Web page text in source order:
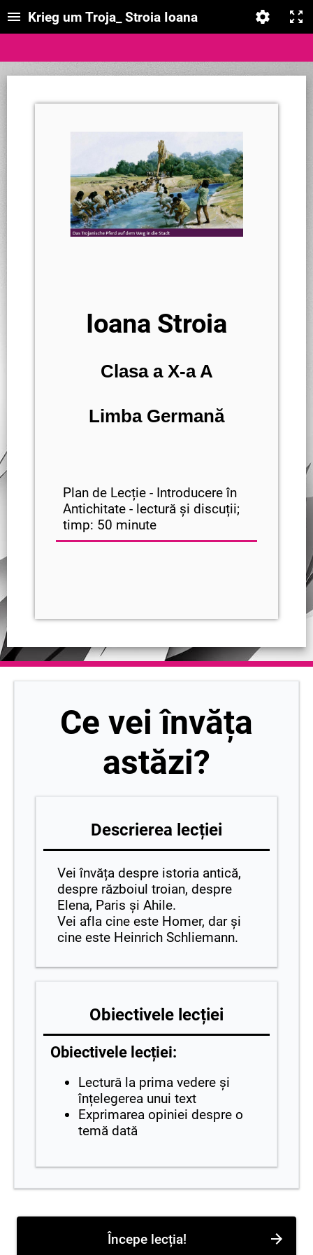
Krieg um Troja_ Stroia Ioana
Ioana Stroia
Clasa a X-a A
Limba Germană
Plan de Lecție - Introducere în
Antichitate - lectură și discuții;
timp: 50 minute
Ce vei învăța
astăzi?
Descrierea lecției
Vei învăța despre istoria antică,
despre războiul troian, despre
Elena, Paris și Ahile.
Vei afla cine este Homer, dar și
cine este Heinrich Schliemann.
Obiectivele lecției
Obiectivele lecției:
Lectură la prima vedere și
înțelegerea unui text
Exprimarea opiniei despre o
temă dată
Începe lecția!